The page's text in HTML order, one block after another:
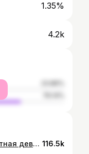
1.35%
4.2k
Рассуждаю как умная, адекватная девушка. Поступаю, конечно же, по другому 🤷🏼‍♀️😸 116.5k